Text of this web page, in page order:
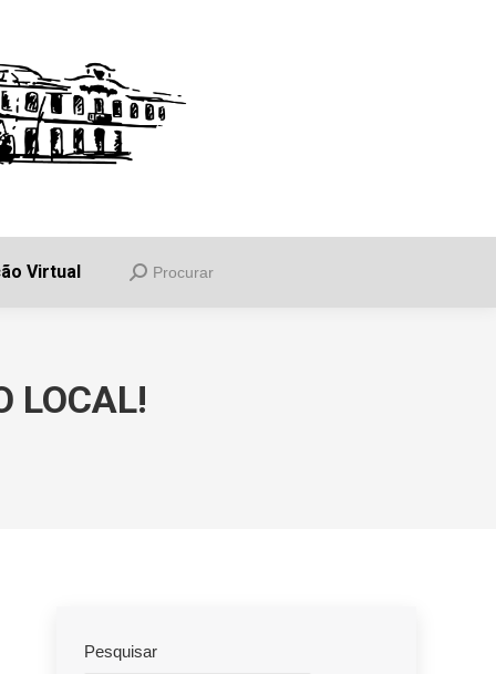
Virtual Procurar
LOCAL!
Pesquisar